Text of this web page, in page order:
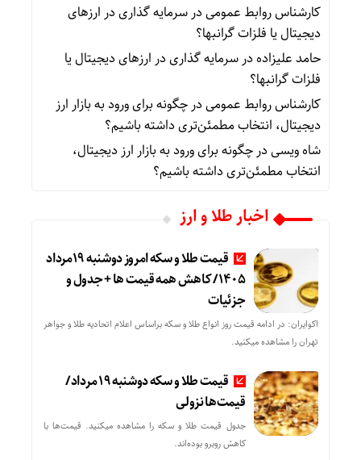
کارشناس روابط عمومیدرسرمایه گذاری در ارزهای
دیجیتال یا فلزات گرانبها؟
حامد علیزادهدرسرمایه گذاری در ارزهای دیجیتال یا
فلزات گرانبها؟
کارشناس روابط عمومیدرچگونه برای ورود به بازار ارز
دیجیتال، انتخاب مطمئن‌تری داشته باشیم؟
شاه ویسیدرچگونه برای ورود به بازار ارز دیجیتال،
انتخاب مطمئن‌تری داشته باشیم؟
اخبار طلا و ارز
قیمت طلا و سکه امروز دوشنبه 19مرداد
1405/ کاهش همه قیمت ها + جدول و
جزئیات
اکوایران: در ادامه قیمت روز انواع طلا و سکه براساس اعلام اتحادیه طلا و جواهر
تهران را مشاهده میکنید.
قیمت طلا و سکه دوشنبه 19 مرداد/
قیمت‌ها نزولی
جدول قیمت طلا و سکه را مشاهده میکنید. قیمت‌ها با
کاهش روبرو بوده‌اند.